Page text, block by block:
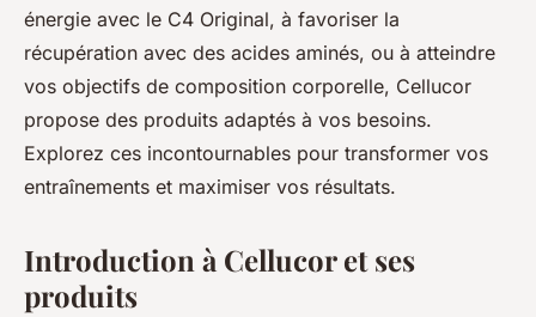
énergie avec le C4 Original, à favoriser la
récupération avec des acides aminés, ou à atteindre
vos objectifs de composition corporelle, Cellucor
propose des produits adaptés à vos besoins.
Explorez ces incontournables pour transformer vos
entraînements et maximiser vos résultats.
Introduction à Cellucor et ses
produits